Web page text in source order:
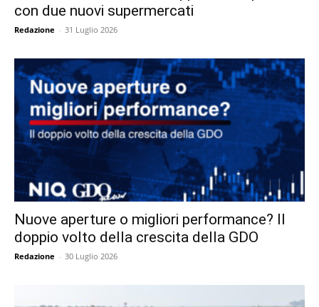
con due nuovi supermercati
Redazione - 31 Luglio 2026
Nuove aperture o migliori performance? Il
doppio volto della crescita della GDO
Redazione - 30 Luglio 2026